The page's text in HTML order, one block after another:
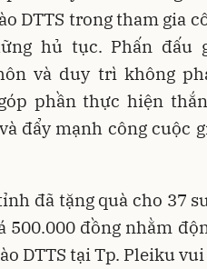
DTTS trong tham gia
hủ tục. Phấn đấu
và duy trì không
phần thực hiện
đẩy mạnh công cuộc
đã tặng quà cho 37
đồng nhằm
DTTS tại Tp. Pleiku